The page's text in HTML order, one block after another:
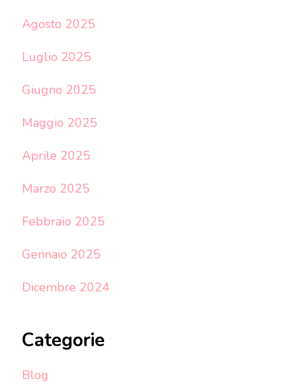
Agosto 2025
Luglio 2025
Giugno 2025
Maggio 2025
Aprile 2025
Marzo 2025
Febbraio 2025
Gennaio 2025
Dicembre 2024
Categorie
Blog